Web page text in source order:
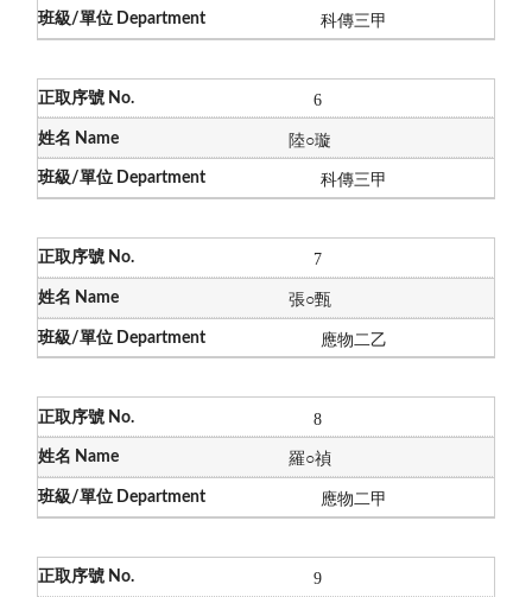
科傳三甲
6
陸○璇
科傳三甲
7
張○甄
應物二乙
8
羅○禎
應物二甲
9